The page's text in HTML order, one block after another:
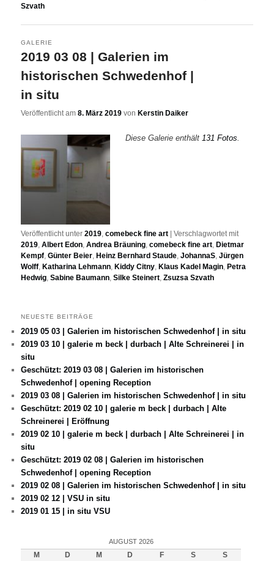
Szvath
2019 03 08 | Galerien im
historischen Schwedenhof |
in situ
GALERIE
Veröffentlicht am8. März 2019 von Kerstin Daiker
Diese Galerie enthält131 Fotos.
Veröffentlicht unter 2019 ,comebeck fine art |Verschlagwortet mit
2019 ,Albert Edon ,Andrea Bräuning ,comebeck fine art ,Dietmar
Kempf ,Günter Beier ,Heinz Bernhard Staude ,JohannaS ,Jürgen
Wolff ,Katharina Lehmann ,Kiddy Citny ,Klaus Kadel Magin ,Petra
Hedwig ,Sabine Baumann ,Silke Steinert ,Zsuzsa Szvath
NEUESTE BEITRÄGE
2019 05 03 | Galerien im historischen Schwedenhof | in situ
2019 03 10 | galerie m beck | durbach | Alte Schreinerei | in
situ
Geschützt: 2019 03 08 | Galerien im historischen
Schwedenhof | opening Reception
2019 03 08 | Galerien im historischen Schwedenhof | in situ
Geschützt: 2019 02 10 | galerie m beck | durbach | Alte
Schreinerei | Eröffnung
2019 02 10 | galerie m beck | durbach | Alte Schreinerei | in
situ
Geschützt: 2019 02 08 | Galerien im historischen
Schwedenhof | opening Reception
2019 02 08 | Galerien im historischen Schwedenhof | in situ
2019 02 12 | VSU in situ
2019 01 15 | in situ VSU
AUGUST 2026
M D M D F S S